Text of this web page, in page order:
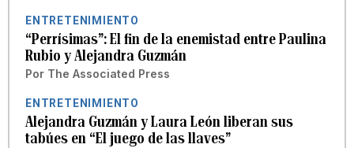
ENTRETENIMIENTO
“Perrísimas”: El fin de la enemistad entre Paulina
Rubio y Alejandra Guzmán
Por The Associated Press
ENTRETENIMIENTO
Alejandra Guzmán y Laura León liberan sus
tabúes en “El juego de las llaves”